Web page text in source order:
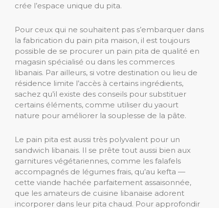
crée l’espace unique du pita.
Pour ceux qui ne souhaitent pas s’embarquer dans
la fabrication du pain pita maison, il est toujours
possible de se procurer un pain pita de qualité en
magasin spécialisé ou dans les commerces
libanais. Par ailleurs, si votre destination ou lieu de
résidence limite l’accès à certains ingrédients,
sachez qu’il existe des conseils pour substituer
certains éléments, comme utiliser du yaourt
nature pour améliorer la souplesse de la pâte.
Le pain pita est aussi très polyvalent pour un
sandwich libanais. Il se prête tout aussi bien aux
garnitures végétariennes, comme les falafels
accompagnés de légumes frais, qu’au kefta —
cette viande hachée parfaitement assaisonnée,
que les amateurs de cuisine libanaise adorent
incorporer dans leur pita chaud. Pour approfondir